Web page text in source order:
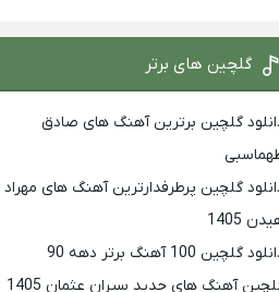
گلچین های برتر
گلچین برترین آهنگ های صادق
گلچین پرطرفدارترین آهنگ های مهراد
1405
گلچین 100 آهنگ برتر دهه 90
آهنگ های جدید سیران عثمان 1405